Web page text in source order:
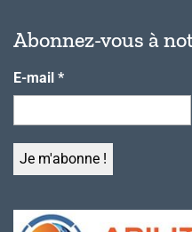
Abonnez-vous à
E-mail *